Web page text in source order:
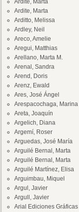
Ardite, Marta
Ardite, Marta
Arditto, Melissa
Ardley, Neil
Areco, Amelie
Aregui, Matthias
Arellano, Marta M.
Arenal, Sandra
Arend, Doris
Arenz, Ewald
Ares, José Ángel
Arespacochaga, Marina
Areta, Joaquín
Argelich, Diana
Argemí, Roser
Arguedas, José María
Arguilé Bernal, Marta
Arguilé Bernal, Marta
Arguilé Martínez, Elisa
Arguimbau, Miquel
Argul, Javier
Argull, Javier
Arial Ediciones Gráficas